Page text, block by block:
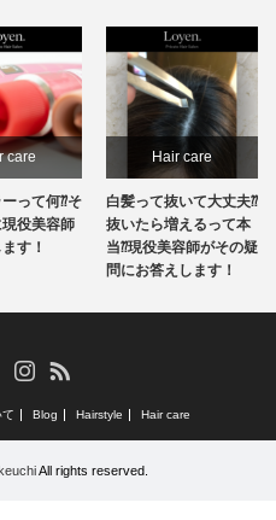
care
って何⁇そ
役美容師
す！
Hair care
白髪って抜いて大丈夫⁇
抜いたら増えるって本
当⁇現役美容師がその疑
問にお答えします！
FacebookInstagram
Blog Hairstyle Hair care
All rights reserved.